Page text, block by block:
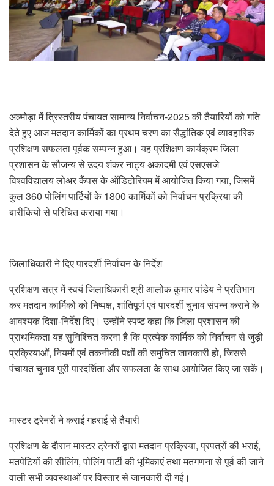
अल्मोड़ा में त्रिस्तरीय पंचायत सामान्य निर्वाचन-2025 की तैयारियों को गति
देते हुए आज मतदान कार्मिकों का प्रथम चरण का सैद्धांतिक एवं व्यावहारिक
प्रशिक्षण सफलता पूर्वक सम्पन्न हुआ। यह प्रशिक्षण कार्यक्रम जिला
प्रशासन के सौजन्य से उदय शंकर नाट्य अकादमी एवं एसएसजे
विश्वविद्यालय लोअर कैंपस के ऑडिटोरियम में आयोजित किया गया, जिसमें
कुल 360 पोलिंग पार्टियों के 1800 कार्मिकों को निर्वाचन प्रक्रिया की
बारीकियों से परिचित कराया गया।
जिलाधिकारी ने दिए पारदर्शी निर्वाचन के निर्देश
प्रशिक्षण सत्र में स्वयं जिलाधिकारी श्री आलोक कुमार पांडेय ने प्रतिभाग
कर मतदान कार्मिकों को निष्पक्ष, शांतिपूर्ण एवं पारदर्शी चुनाव संपन्न कराने के
आवश्यक दिशा-निर्देश दिए। उन्होंने स्पष्ट कहा कि जिला प्रशासन की
प्राथमिकता यह सुनिश्चित करना है कि प्रत्येक कार्मिक को निर्वाचन से जुड़ी
प्रक्रियाओं, नियमों एवं तकनीकी पक्षों की समुचित जानकारी हो, जिससे
पंचायत चुनाव पूरी पारदर्शिता और सफलता के साथ आयोजित किए जा सकें।
मास्टर ट्रेनरों ने कराई गहराई से तैयारी
प्रशिक्षण के दौरान मास्टर ट्रेनरों द्वारा मतदान प्रक्रिया, प्रपत्रों की भराई,
मतपेटियों की सीलिंग, पोलिंग पार्टी की भूमिकाएं तथा मतगणना से पूर्व की जाने
वाली सभी व्यवस्थाओं पर विस्तार से जानकारी दी गई।